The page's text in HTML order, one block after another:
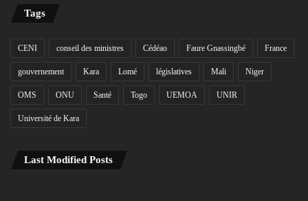
Tags
CENI conseil des ministres Cédéao Faure Gnassingbé France
gouvernement Kara Lomé législatives Mali Niger
OMS ONU Santé Togo UEMOA UNIR
Université de Kara
Last Modified Posts